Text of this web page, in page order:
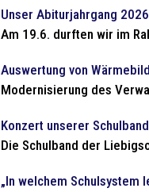
Unser Abiturjahrgang 2026
Am 19.6. durften wir im
Auswertung von
Modernisierung des
Konzert unserer Schulband
Die Schulband der
„In welchem